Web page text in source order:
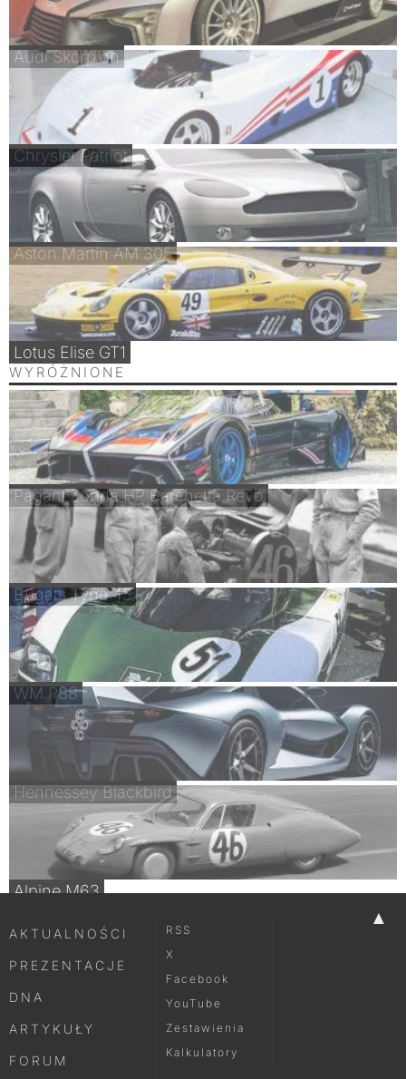
Audi Skorpion
Chrysler Patriot
Aston Martin AM 305
Lotus Elise GT1
WYRÓŻNIONE
Pagani Zonda HP Barchetta Revo
Bugatti Type 45
WM P88
Hennessey Blackbird
Alpine M63
▲
AKTUALNOŚCI
PREZENTACJE
DNA
ARTYKUŁY
FORUM
RSS
X
Facebook
YouTube
Zestawienia
Kalkulatory